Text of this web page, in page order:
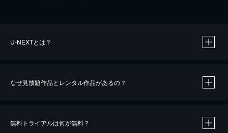
U-NEXTとは？
なぜ見放題作品とレンタル作品があるの？
無料トライアルは何が無料？